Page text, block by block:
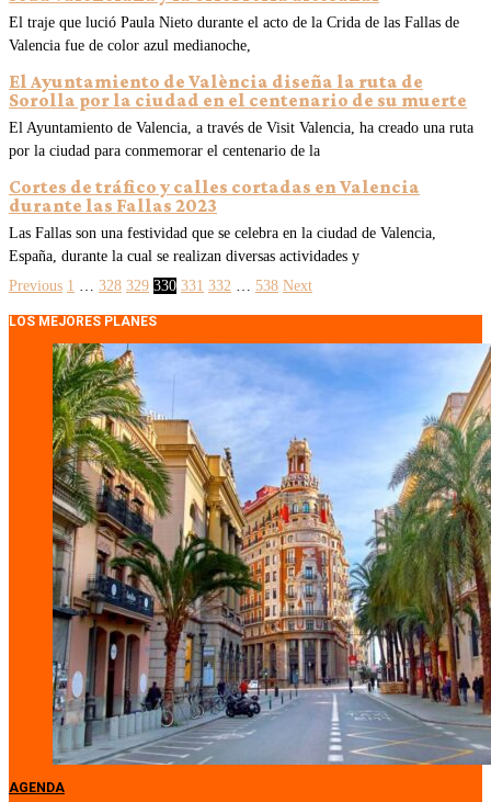
El traje que lució Paula Nieto durante el acto de la Crida de las Fallas de
Valencia fue de color azul medianoche,
El Ayuntamiento de València diseña la ruta de
Sorolla por la ciudad en el centenario de su muerte
El Ayuntamiento de Valencia, a través de Visit Valencia, ha creado una ruta
por la ciudad para conmemorar el centenario de la
Cortes de tráfico y calles cortadas en Valencia
durante las Fallas 2023
Las Fallas son una festividad que se celebra en la ciudad de Valencia,
España, durante la cual se realizan diversas actividades y
Previous 1 … 328 329 330 331 332 … 538 Next
LOS MEJORES PLANES
AGENDA